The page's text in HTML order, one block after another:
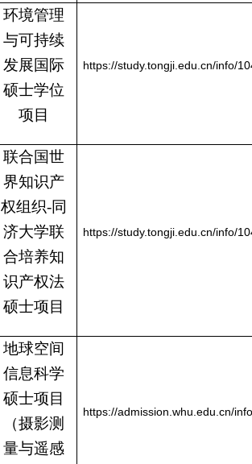
环境管理
与可持续
发展国际
硕士学位
项目
https://study.tongji.edu.cn/info/
联合国世
界知识产
权组织-同
济大学联
合培养知
识产权法
硕士项目
https://study.tongji.edu.cn/info/
地球空间
信息科学
硕士项目
（摄影测
量与遥感
https://admission.whu.edu.cn/